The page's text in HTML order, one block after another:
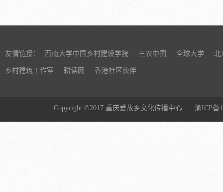
友情链接： 西南大学中国乡村建设学院 三农中国 全球大学 北
乡村建筑工作室 耕读网 香港社区伙伴
Copyright ©2017 重庆爱故乡文化传播中心 渝ICP备